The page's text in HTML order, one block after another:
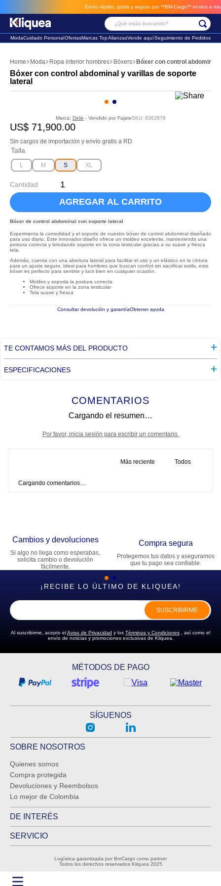
Envío rápido, gratis y seguro por **BM-Cargo** envios a través de BM-Cargo
¿Qué estás buscando?
ModaCuidado PersonalOfertasMarcas TopAlianzasVende aquíSeguimiento de Pedidos
Moda Ropa interior hombres Bóxers Bóxer con control abdominal
Bóxer con control abdominal y varillas de soporte
lateral
Marca: Delie - Vendido por FajateSKU: 8362878
US$ 71,900.00
Sin cargos de importación y envío gratis a RD
Talla
L M S XL
Cantidad
AGREGAR AL CARRITO
Bóxer de control abdominal con soporte lateral
Experimenta la comodidad y el soporte de nuestro bóxer de control abdominal diseñado
para uso diario. Este innovador diseño ofrece un moldeo excelente, manteniendo una
postura correcta y brindando soporte en la zona testicular gracias a su suave y fresca
tela.
Además, cuenta con una abertura lateral para facilitar el uso y un elástico en la cintura
para un ajuste seguro. Ideal para hombres que buscan confort sin sacrificar estilo, este
bóxer es perfecto para sentirte y lucir bien en cualquier ocasión.
Moldes y soporta la postura correcta
Ofrece soporte en la zona testicular
Tela suave y fresca
Consultar devolución y garantíaObtener ayuda
TE CONTAMOS MÁS DEL PRODUCTO
ESPECIFICACIONES
COMENTARIOS
Cargando el resumen…
Por favor, inicia sesión para escribir un comentario.
Más reciente Todos
Cargando comentarios…
Cambios y devoluciones
Si algo no llega como esperabas,
solicita cambio o devolución
fácilmente.
Compra segura
Protegemos tus datos y aseguramos
que tu pago sea confiable.
¡RECIBE LO ÚLTIMO DE KLIQUEA!
SUSCRIBIRME
Al suscribirme, acepto elAviso de Privacidad y los Términos y Condiciones , así como el
envío de noticias y promociones exclusivas de Kliquea.
MÉTODOS DE PAGO
SÍGUENOS
SOBRE NOSOTROS
Quienes somos
Compra protegida
Devoluciones y Reembolsos
Lo mejor de Colombia
DE INTERÉS
SERVICIO
Logística garantizada por BmCargo como partner
Todos los derechos reservados Kliquea 2025
2. futbol